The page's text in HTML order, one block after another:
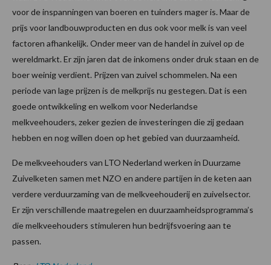
voor de inspanningen van boeren en tuinders mager is. Maar de
prijs voor landbouwproducten en dus ook voor melk is van veel
factoren afhankelijk. Onder meer van de handel in zuivel op de
wereldmarkt. Er zijn jaren dat de inkomens onder druk staan en de
boer weinig verdient. Prijzen van zuivel schommelen. Na een
periode van lage prijzen is de melkprijs nu gestegen. Dat is een
goede ontwikkeling en welkom voor Nederlandse
melkveehouders, zeker gezien de investeringen die zij gedaan
hebben en nog willen doen op het gebied van duurzaamheid.
De melkveehouders van LTO Nederland werken in Duurzame
Zuivelketen samen met NZO en andere partijen in de keten aan
verdere verduurzaming van de melkveehouderij en zuivelsector.
Er zijn verschillende maatregelen en duurzaamheidsprogramma’s
die melkveehouders stimuleren hun bedrijfsvoering aan te
passen.